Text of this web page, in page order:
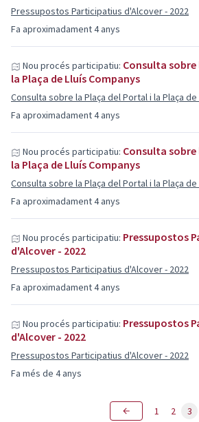
Fa aproximadament 4 anys
Pressupostos Participatius d'Alcover - 2022
Fa aproximadament 4 anys
Nou procés participatiu: Consulta
la Plaça de Lluís Companys
Consulta sobre la Plaça del Portal i la Plaça
Fa aproximadament 4 anys
Nou procés participatiu: Consulta
la Plaça de Lluís Companys
Consulta sobre la Plaça del Portal i la Plaça
Fa aproximadament 4 anys
Nou procés participatiu: Pressupostos
d'Alcover - 2022
Pressupostos Participatius d'Alcover - 2022
Fa més de 4 anys
Nou procés participatiu: Pressupostos
d'Alcover - 2022
Pressupostos Participatius d'Alcover - 2022
1 2 3